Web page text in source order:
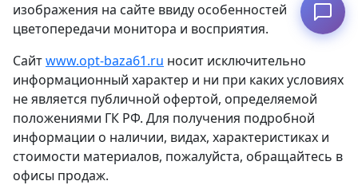
изображения на сайте ввиду особенностей
цветопередачи монитора и восприятия.
Сайтwww.opt-baza61.ru носит исключительно
информационный характер и ни при каких условиях
не является публичной офертой, определяемой
положениями ГК РФ. Для получения подробной
информации о наличии, видах, характеристиках и
стоимости материалов, пожалуйста, обращайтесь в
офисы продаж.
Узнать наличие